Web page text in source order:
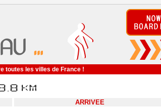
toutes les villes de France !
ARRIVEE